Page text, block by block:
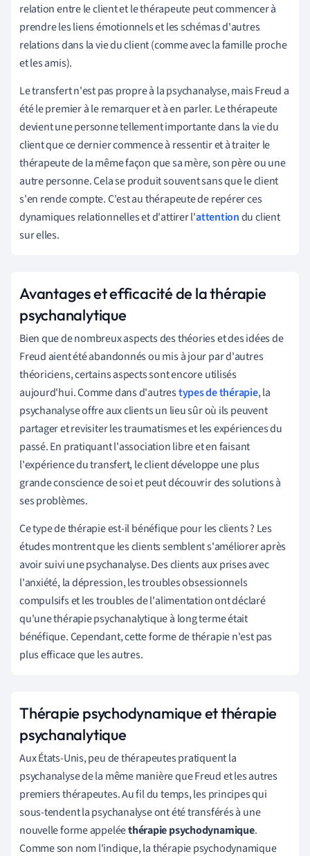
relation entre le client et le thérapeute peut commencer à
prendre les liens émotionnels et les schémas d'autres
relations dans la vie du client (comme avec la famille proche
et les amis).
Le transfert n'est pas propre à la psychanalyse, mais Freud a
été le premier à le remarquer et à en parler. Le thérapeute
devient une personne tellement importante dans la vie du
client que ce dernier commence à ressentir et à traiter le
thérapeute de la même façon que sa mère, son père ou une
autre personne. Cela se produit souvent sans que le client
s'en rende compte. C'est au thérapeute de repérer ces
dynamiques relationnelles et d'attirer l'attentiondu client
sur elles.
Avantages et efficacité de la thérapie
psychanalytique
Bien que de nombreux aspects des théories et des idées de
Freud aient été abandonnés ou mis à jour par d'autres
théoriciens, certains aspects sont encore utilisés
aujourd'hui. Comme dans d'autrestypes de thérapie, la
psychanalyse offre aux clients un lieu sûr où ils peuvent
partager et revisiter les traumatismes et les expériences du
passé. En pratiquant l'association libre et en faisant
l'expérience du transfert, le client développe une plus
grande conscience de soi et peut découvrir des solutions à
ses problèmes.
Ce type de thérapie est-il bénéfique pour les clients ? Les
études montrent que les clients semblent s'améliorer après
avoir suivi une psychanalyse. Des clients aux prises avec
l'anxiété, la dépression, les troubles obsessionnels
compulsifs et les troubles de l'alimentation ont déclaré
qu'une thérapie psychanalytique à long terme était
bénéfique. Cependant, cette forme de thérapie n'est pas
plus efficace que les autres.
Thérapie psychodynamique et thérapie
psychanalytique
Aux États-Unis, peu de thérapeutes pratiquent la
psychanalyse de la même manière que Freud et les autres
premiers thérapeutes. Au fil du temps, les principes qui
sous-tendent la psychanalyse ont été transférés à une
nouvelle forme appeléethérapie psychodynamique.
Comme son nom l'indique, la thérapie psychodynamique